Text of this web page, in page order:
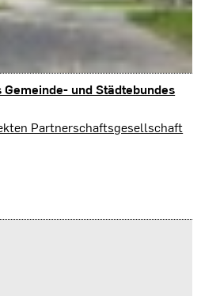
und Städtebundes
Partnerschaftsgesellschaft